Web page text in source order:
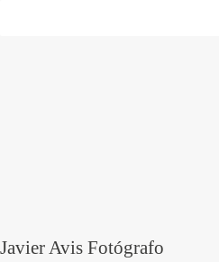
Javier Avis Fotógrafo